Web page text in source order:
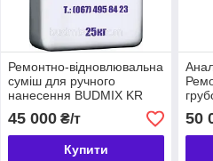
Ремонтно-відновлювальна
суміш для ручного
нанесення BUDMIX KR
РМ 500 (25 кг)
45 000₴/т
Купити
50